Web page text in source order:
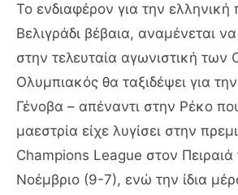
Το ενδιαφέρον για την ελληνική
Βελιγράδι βέβαια, αναμένεται
στην τελευταία αγωνιστική
Ολυμπιακός θα ταξιδέψει για
Γένοβα – απέναντι στην Ρέκο
μαεστρία είχε λυγίσει στην
Champions League στον
Νοέμβριο (9-7), ενώ την ίδια